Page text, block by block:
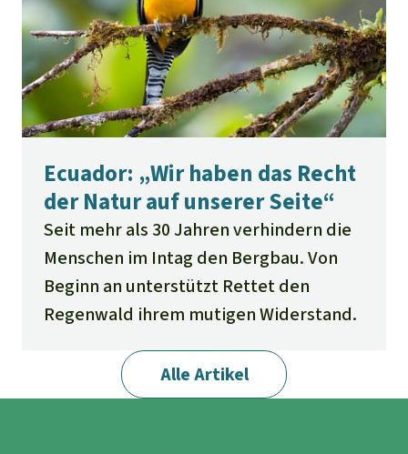
Ecuador: „Wir haben das Recht
der Natur auf unserer Seite“
Seit mehr als 30 Jahren verhindern die
Menschen im Intag den Bergbau. Von
Beginn an unterstützt Rettet den
Regenwald ihrem mutigen Widerstand.
Alle Artikel